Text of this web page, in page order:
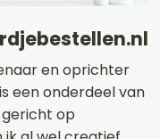
en oprichter
een onderdeel van
gericht op